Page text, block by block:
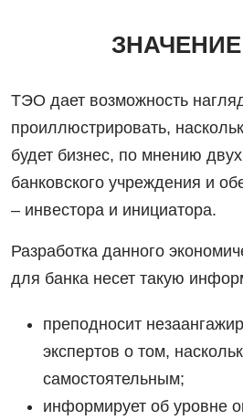
ТЭО дает возможность
проиллюстрировать,
будет бизнес, по мнению
банковского учреждения и
– инвестора и инициатора.
Разработка данного
для банка несет такую
преподносит
экспертов о том,
самостоятельным;
информирует об уровне